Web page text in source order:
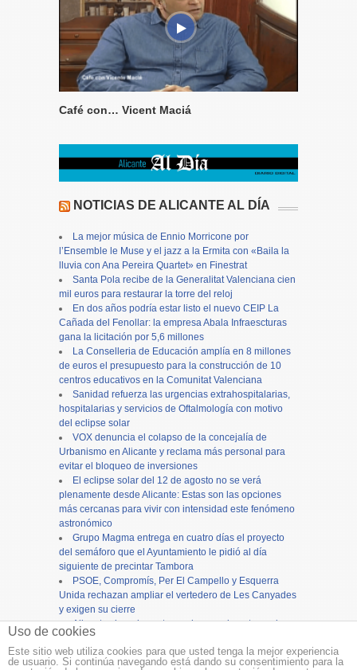
Café con… Vicent Maciá
NOTICIAS DE ALICANTE AL DÍA
La mejor música de Ennio Morricone por
l’Ensemble le Muse y el jazz a la Ermita con «Baila la
lluvia con Ana Pereira Quartet» en Finestrat
Santa Pola recibe de la Generalitat Valenciana cien
mil euros para restaurar la torre del reloj
En dos años podría estar listo el nuevo CEIP La
Cañada del Fenollar: la empresa Abala Infraescturas
gana la licitación por 5,6 millones
La Conselleria de Educación amplía en 8 millones
de euros el presupuesto para la construcción de 10
centros educativos en la Comunitat Valenciana
Sanidad refuerza las urgencias extrahospitalarias,
hospitalarias y servicios de Oftalmología con motivo
del eclipse solar
VOX denuncia el colapso de la concejalía de
Urbanismo en Alicante y reclama más personal para
evitar el bloqueo de inversiones
El eclipse solar del 12 de agosto no se verá
plenamente desde Alicante: Estas son las opciones
más cercanas para vivir con intensidad este fenómeno
astronómico
Grupo Magma entrega en cuatro días el proyecto
del semáforo que el Ayuntamiento le pidió al día
siguiente de precintar Tambora
PSOE, Compromís, Per El Campello y Esquerra
Unida rechazan ampliar el vertedero de Les Canyades
y exigen su cierre
Alicante cierra los actos en honor a la patrona, la
Virgen del Remedio, con una concurrida procesión
Uso de cookies
Este sitio web utiliza cookies para que usted tenga la mejor experiencia
de usuario. Si continúa navegando está dando su consentimiento para la